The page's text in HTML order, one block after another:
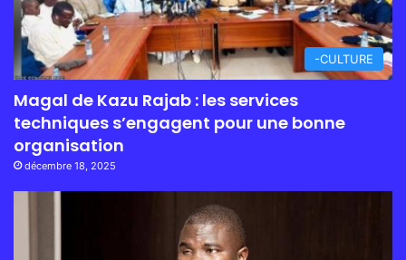
-CULTURE
Magal de Kazu Rajab : les services
techniques s’engagent pour une bonne
organisation
décembre 18, 2025